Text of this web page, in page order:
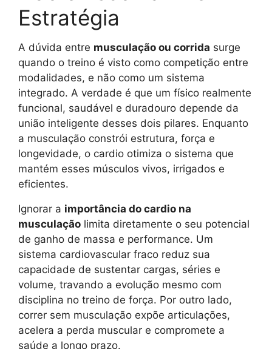
Estratégia
A dúvida entre musculação ou corrida surge
quando o treino é visto como competição entre
modalidades, e não como um sistema
integrado. A verdade é que um físico realmente
funcional, saudável e duradouro depende da
união inteligente desses dois pilares. Enquanto
a musculação constrói estrutura, força e
longevidade, o cardio otimiza o sistema que
mantém esses músculos vivos, irrigados e
eficientes.
Ignorar a importância do cardio na
musculação limita diretamente o seu potencial
de ganho de massa e performance. Um
sistema cardiovascular fraco reduz sua
capacidade de sustentar cargas, séries e
volume, travando a evolução mesmo com
disciplina no treino de força. Por outro lado,
correr sem musculação expõe articulações,
acelera a perda muscular e compromete a
saúde a longo prazo.